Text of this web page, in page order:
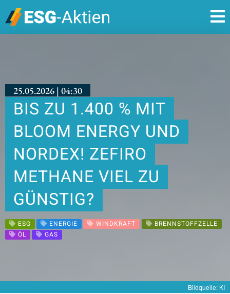
25.05.2026 | 04:30
BIS ZU 1.400 % MIT
BLOOM ENERGY UND
NORDEX! ZEFIRO
METHANE VIEL ZU
GÜNSTIG?
ESG ENERGIE WINDKRAFT
BRENNSTOFFZELLE
ÖL
GAS
Bildquelle: KI